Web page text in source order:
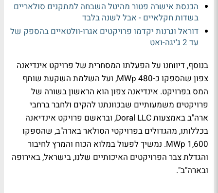
הכנסת אישרה פטור מהיטל השבחה למתקנים סולאריים
בשדות חקלאיים - אבל לשנה בלבד
דוראל וגרנות יקדמו פרויקטים אגרו-וולטאיים בהספק של
עד 2 ג'יגה-ואט
בנוסף, דיווחנו על הפעלתו המסחרית של פרויקט אינדיאנה
צפון שהספקו כ-480 MWp, ועל השלמת השקעת שותף
המס בפרויקט. אינדיאנה צפון הוא הראשון בשורה של
פרויקטים משמעותיים שבכוונתנו להקים ולחבר ברחבי
ארה"ב באמצעות Doral LLC, ובראשם פרויקט אינדיאנה
בכללותו, מהגדולים בפרויקטי הסולאר בארה"ב, שהספקו
MWp 1,600. נמשיך לפעול במלוא הכוח והמרץ לחיבור
והגדלת צבר הפרויקטים האיכותיים שלנו, בישראל, באירופה
ובארה"ב".